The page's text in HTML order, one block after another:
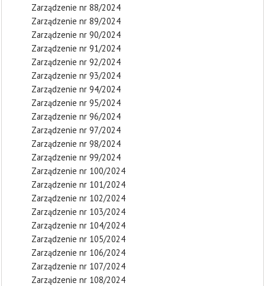
Zarządzenie nr 88/2024
Zarządzenie nr 89/2024
Zarządzenie nr 90/2024
Zarządzenie nr 91/2024
Zarządzenie nr 92/2024
Zarządzenie nr 93/2024
Zarządzenie nr 94/2024
Zarządzenie nr 95/2024
Zarządzenie nr 96/2024
Zarządzenie nr 97/2024
Zarządzenie nr 98/2024
Zarządzenie nr 99/2024
Zarządzenie nr 100/2024
Zarządzenie nr 101/2024
Zarządzenie nr 102/2024
Zarządzenie nr 103/2024
Zarządzenie nr 104/2024
Zarządzenie nr 105/2024
Zarządzenie nr 106/2024
Zarządzenie nr 107/2024
Zarządzenie nr 108/2024